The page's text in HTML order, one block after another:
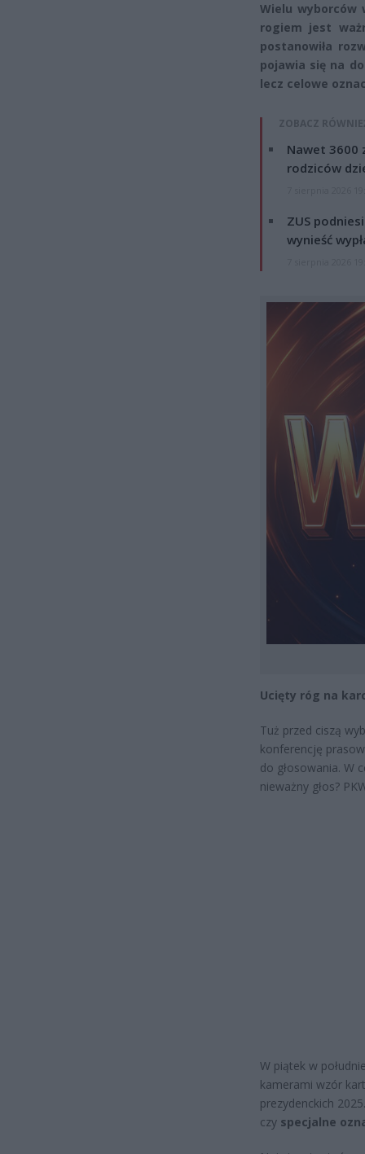
Wielu wyborców
rogiem jest
postanowiła
pojawia się na
lecz celowe
ZOBACZ
Nawet 3600
rodziców
ZUS
wynieść
Ucięty róg na
Tuż przed ciszą
konferencję
do głosowania. W
nieważny głos?
W piątek w
kamerami wzór
prezydenckich
czy specjalne